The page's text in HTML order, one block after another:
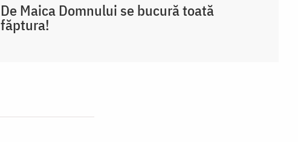
De Maica Domnului se bucură toată
făptura!